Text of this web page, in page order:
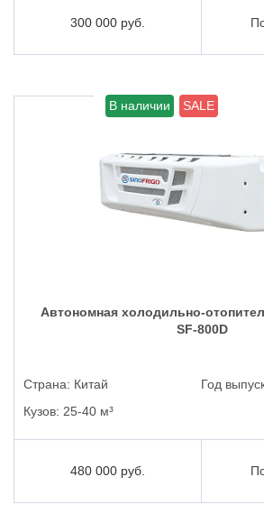
300 000 руб.
В наличии SALE
Автономная холодильно-
SF-800D
Страна: Китай Год
Кузов: 25-40 м³
480 000 руб.